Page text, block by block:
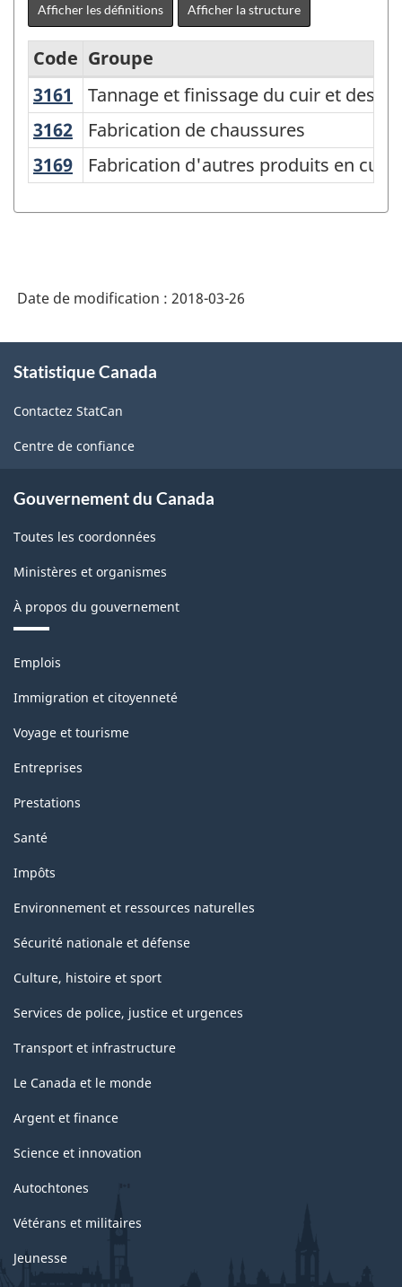
Afficher les définitions Afficher la structure
Système
de
classification
des
industries
du
Nord
(SCIAN)
-
Structure
la
classification
Code Groupe
3161
Tannage et finissage du cuir et des
Tannage et finissage du cuir et des
3162 Fabrication de chaussures
Fabrication de chaussures
3169 Fabrication d'autres produits en
Fabrication d'autres produits en cuir
Date de modification : 2018-03-26
propos
ce
site
Statistique Canada
Contactez StatCan
Centre de confiance
Gouvernement du Canada
Toutes les coordonnées
Ministères et organismes
À propos du gouvernement
Thèmes
sujets
Emplois
Immigration et citoyenneté
Voyage et tourisme
Entreprises
Prestations
Santé
Impôts
Environnement et ressources naturelles
Sécurité nationale et défense
Culture, histoire et sport
Services de police, justice et urgences
Transport et infrastructure
Le Canada et le monde
Argent et finance
Science et innovation
Autochtones
Vétérans et militaires
Jeunesse